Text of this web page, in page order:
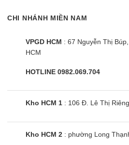
CHI NHÁNH MIỀN NAM
VPGD HCM : 67 Nguyễn Thị
HCM
HOTLINE 0982.069.704
Kho HCM 1 : 106 Đ. Lê Thị
Kho HCM 2 : phường Long